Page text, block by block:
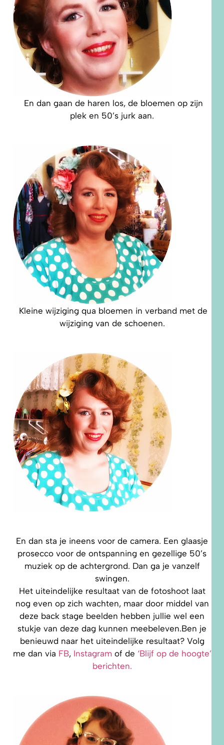
En dan gaan de haren los, de bloemen op zijn
plek en 50’s jurk aan.
Kleine wijziging qua bloemen in verband met de
wijziging van de schoenen.
En dan sta je ineens voor de camera. Een glaasje
prosecco voor de ontspanning en gezellige 50’s
muziek op de achtergrond. Dan ga je vanzelf
swingen.
Het uiteindelijke resultaat van de fotoshoot laat
nog even op zich wachten, maar door middel van
deze back stage beelden hebben jullie wel een
stukje van deze dag kunnen meebeleven.Ben je
benieuwd naar het uiteindelijke resultaat? Volg
me dan via FB, Instagram of de ‘Blijf op de hoogte’
berichten.